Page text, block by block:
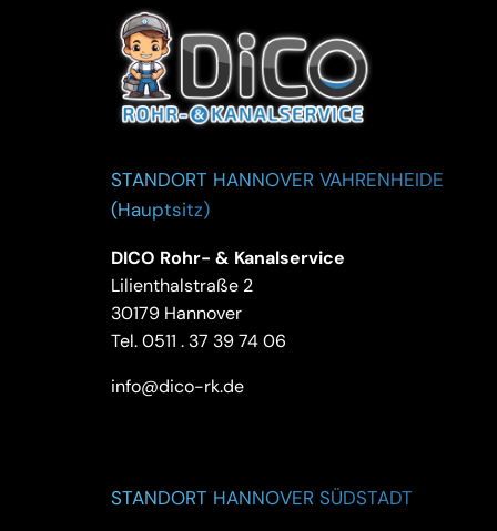
STANDORT HANNOVER VAHRENHEIDE
(Hauptsitz)
DICO Rohr- & Kanalservice
Lilienthalstraße 2
30179 Hannover
Tel.0511 . 37 39 74 06
info@dico-rk.de
STANDORT HANNOVER SÜDSTADT